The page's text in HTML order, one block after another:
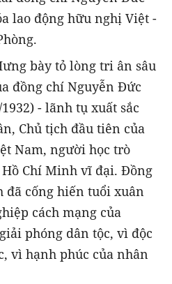
lao động hữu nghị Việt -
bày tỏ lòng tri ân sâu
đồng chí Nguyễn Đức
- lãnh tụ xuất sắc
Chủ tịch đầu tiên của
Nam, người học trò
Hồ Chí Minh vĩ đại. Đồng
đã cống hiến tuổi xuân
cách mạng của
phóng dân tộc, vì độc
vì hạnh phúc của nhân